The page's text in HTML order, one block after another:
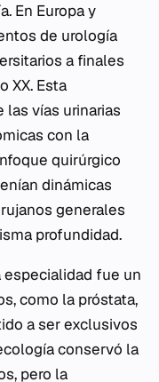
En Europa y
de urología
a finales
XX. Esta
las vías urinarias
con la
quirúrgico
dinámicas
generales
profundidad.
fue un
como la próstata,
a ser exclusivos
conservó la
pero la